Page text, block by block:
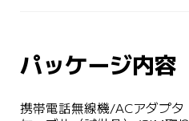
パッケージ内容
携帯電話無線機/ACアダプ